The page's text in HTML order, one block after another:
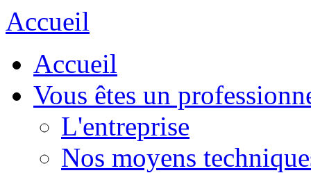
Accueil
Accueil
Vous êtes un
L'entreprise
Nos moyens